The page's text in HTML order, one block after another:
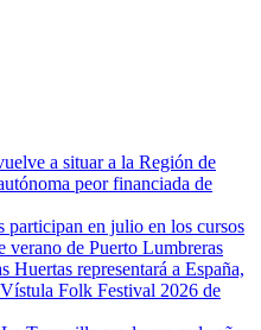
a situar a la Región de
peor financiada de
participan en julio en los cursos
verano de Puerto Lumbreras
Huertas representará a España,
Folk Festival 2026 de